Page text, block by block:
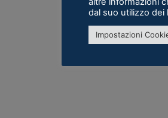
dal suo utilizzo dei
Impostazioni